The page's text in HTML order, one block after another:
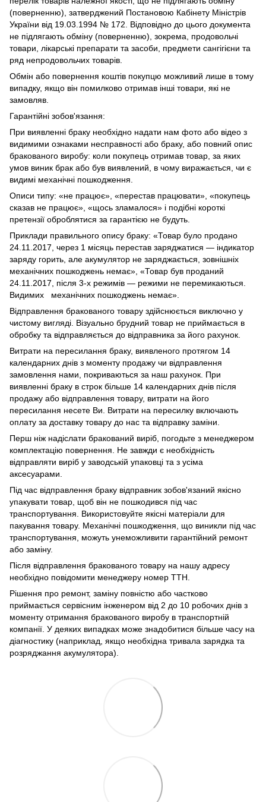
(поверненню), затверджений Постановою Кабінету Міністрів
України від 19.03.1994 № 172. Відповідно до цього документа
не підлягають обміну (поверненню), зокрема, продовольчі
товари, лікарські препарати та засоби, предмети сангігієни та
ряд непродовольчих товарів.
Обмін або повернення коштів покупцю можливий лише в тому
випадку, якщо він помилково отримав інші товари, які не
замовляв.
Гарантійні зобов'язання:
При виявленні браку необхідно надати нам фото або відео з
видимими ознаками несправності або браку, або повний опис
бракованого виробу: коли покупець отримав товар, за яких
умов виник брак або був виявлений, в чому виражається, чи є
видимі механічні пошкодження.
Описи типу: «не працює», «перестав працювати», «покупець
сказав не працює», «щось зламалося» і подібні короткі
претензії оброблятися за гарантією не будуть.
Приклади правильного опису браку: «Товар було продано
24.11.2017, через 1 місяць перестав заряджатися — індикатор
заряду горить, але акумулятор не заряджається, зовнішніх
механічних пошкоджень немає», «Товар був проданий
24.11.2017, після 3-х режимів — режими не перемикаються.
Видимих механічних пошкоджень немає».
Відправлення бракованого товару здійснюється виключно у
чистому вигляді. Візуально брудний товар не приймається в
обробку та відправляється до відправника за його рахунок.
Витрати на пересилання браку, виявленого протягом 14
календарних днів з моменту продажу чи відправлення
замовлення нами, покриваються за наш рахунок. При
виявленні браку в строк більше 14 календарних днів після
продажу або відправлення товару, витрати на його
пересилання несете Ви. Витрати на пересилку включають
оплату за доставку товару до нас та відправку заміни.
Перш ніж надіслати бракований виріб, погодьте з менеджером
комплектацію повернення. Не завжди є необхідність
відправляти виріб у заводській упаковці та з усіма
аксесуарами.
Під час відправлення браку відправник зобов'язаний якісно
упакувати товар, щоб він не пошкодився під час
транспортування. Використовуйте якісні матеріали для
пакування товару. Механічні пошкодження, що виникли під час
транспортування, можуть унеможливити гарантійний ремонт
або заміну.
Після відправлення бракованого товару на нашу адресу
необхідно повідомити менеджеру номер ТТН.
Рішення про ремонт, заміну повністю або частково
приймається сервісним інженером від 2 до 10 робочих днів з
моменту отримання бракованого виробу в транспортній
компанії. У деяких випадках може знадобитися більше часу на
діагностику (наприклад, якщо необхідна тривала зарядка та
розряджання акумулятора).